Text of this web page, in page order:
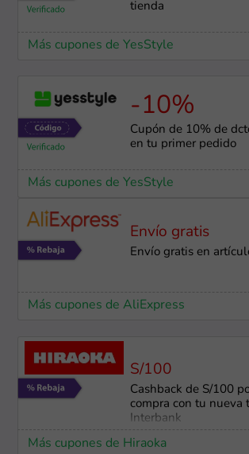
tienda
Más cupones de YesStyle
-10%
Cupón de 10% de
en tu primer pedido
Más cupones de YesStyle
Envío gratis
Envío gratis en
Más cupones de AliExpress
S/100
Cashback de S/100
compra con tu nueva
Interbank
Más cupones de Hiraoka